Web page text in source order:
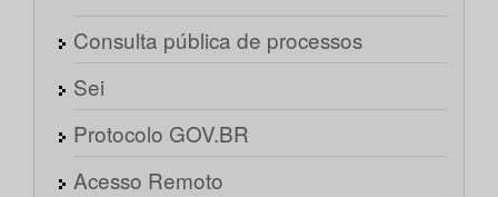
Consulta pública de processos
Sei
Protocolo GOV.BR
Acesso Remoto